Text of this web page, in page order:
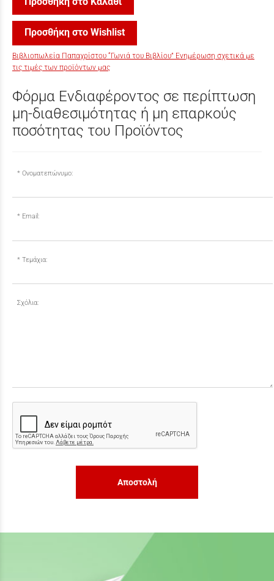
Προσθήκη στο Wishlist
Βιβλιοπωλεία Παπαχρίστου “Γωνιά του Βιβλίου” Ενημέρωση σχετικά με
τις τιμές των προϊόντων μας
Φόρμα Ενδιαφέροντος σε περίπτωση
μη-διαθεσιμότητας ή μη επαρκούς
ποσότητας του Προϊόντος
Ονοματεπώνυμο:
Email:
Τεμάχια:
Σχόλια:
Αποστολή